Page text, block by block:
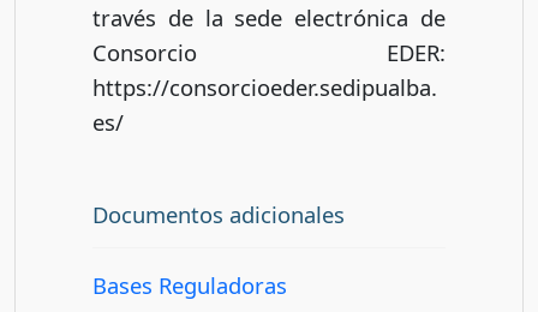
través de la sede electrónica de
Consorcio EDER:
https://consorcioeder.sedipualba.
es/
Documentos adicionales
Bases Reguladoras